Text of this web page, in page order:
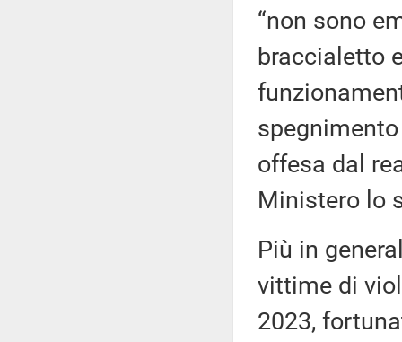
“non sono
braccialetto
offesa dal
Ministero lo
Più in
vittime di
2023,